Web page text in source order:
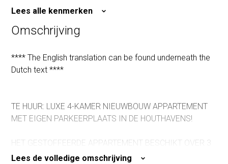
Aantal slaapkamers
Oppervlakte buitenruimte
Lees alle kenmerken
Omschrijving
**** The English translation can be found underneath the
Dutch text ****
TE HUUR: LUXE 4-KAMER NIEUWBOUW APPARTEMENT
MET EIGEN PARKEERPLAATS IN DE HOUTHAVENS!
HET GESTOFFEERDE APPARTEMENT BESCHIKT OVER 3
SLAAPKAMERS, 2 BADKAMERS, EEN RIANT TERRAS EN
Lees de volledige omschrijving